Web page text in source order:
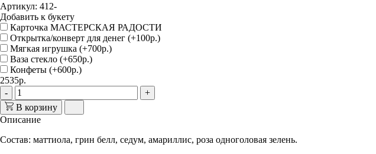
Артикул: 412-
Добавить к букету
Карточка МАСТЕРСКАЯ РАДОСТИ
Открытка/конверт для денег (+100р.)
Мягкая игрушка (+700р.)
Ваза стекло (+650р.)
Конфеты (+600р.)
2535р.
-
+
В корзину
Описание
Состав: маттиола, грин белл, седум, амариллис, роза одноголовая зелень.